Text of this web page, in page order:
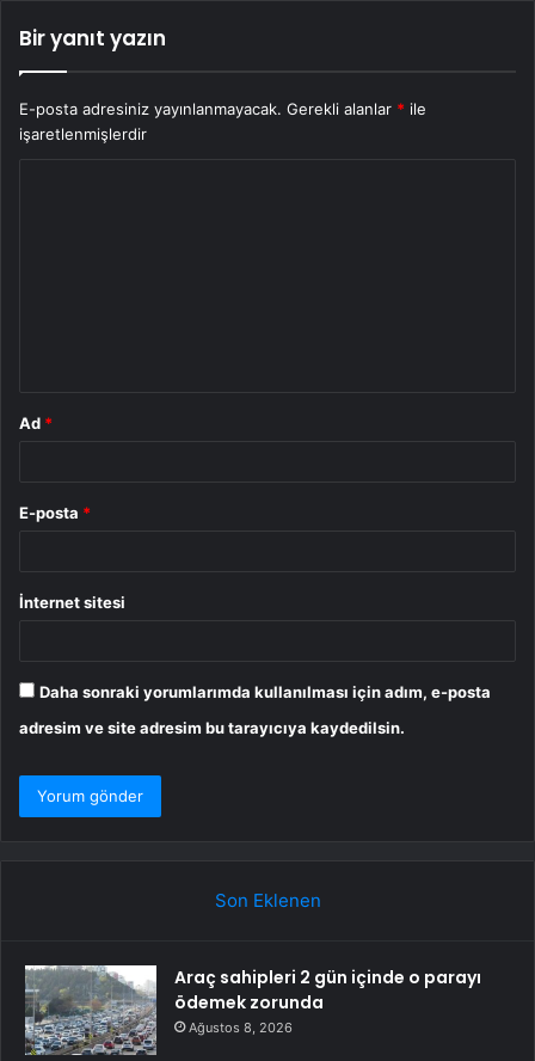
Bir yanıt yazın
E-posta adresiniz yayınlanmayacak. Gerekli alanlar * ile
işaretlenmişlerdir
Ad *
E-posta *
İnternet sitesi
Daha sonraki yorumlarımda kullanılması için adım, e-posta
adresim ve site adresim bu tarayıcıya kaydedilsin.
Son Eklenen
Araç sahipleri 2 gün içinde o parayı
ödemek zorunda
Ağustos 8, 2026